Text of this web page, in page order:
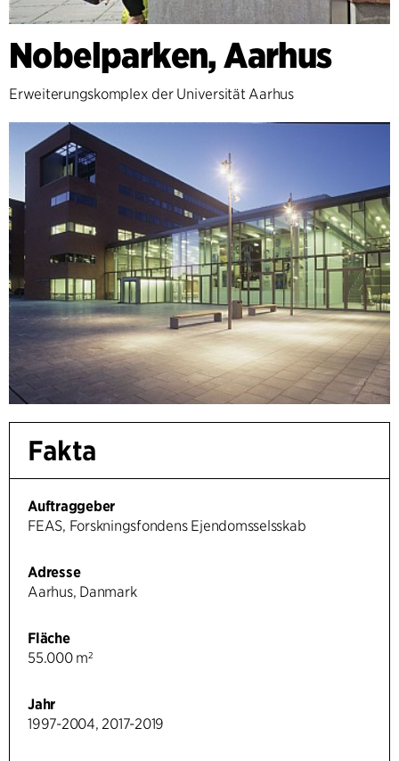
Nobelparken, Aarhus
Erweiterungskomplex der Universität Aarhus
Fakta
Auftraggeber
FEAS, Forskningsfondens Ejendomsselsskab
Adresse
Aarhus, Danmark
Fläche
55.000 m²
Jahr
1997-2004, 2017-2019